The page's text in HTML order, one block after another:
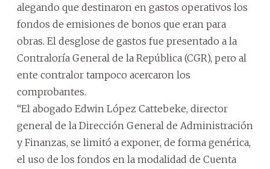
alegando que destinaron en gastos operativos los
fondos de emisiones de bonos que eran para
obras. El desglose de gastos fue presentado a la
Contraloría General de la República (CGR), pero al
ente contralor tampoco acercaron los
comprobantes.
“El abogado Edwin López Cattebeke, director
general de la Dirección General de Administración
y Finanzas, se limitó a exponer, de forma genérica,
el uso de los fondos en la modalidad de Cuenta